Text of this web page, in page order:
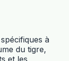
à
du tigre,